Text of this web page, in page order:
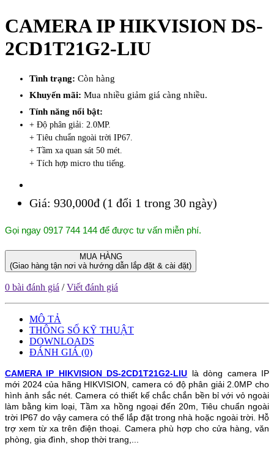
CAMERA IP HIKVISION DS-
2CD1T21G2-LIU
Tình trạng: Còn hàng
Khuyến mãi: Mua nhiều giảm giá càng nhiều.
Tính năng nổi bật:
+ Độ phân giải: 2.0MP.
+ Tiêu chuẩn ngoài trời IP67.
+ Tầm xa quan sát 50 mét.
+ Tích hợp micro thu tiếng.
Giá: 930,000đ (1 đổi 1 trong 30 ngày)
Gọi ngay 0917 744 144 để được tư vấn miễn phí.
MUA HÀNG
(Giao hàng tận nơi và hướng dẫn lắp đặt & cài đặt)
0 bài đánh giá /Viết đánh giá
MÔ TẢ
THÔNG SỐ KỸ THUẬT
DOWNLOADS
ĐÁNH GIÁ (0)
CAMERA IP HIKVISION DS-2CD1T21G2-LIU là dòng camera IP
mới 2024 của hãng HIKVISION, camera có độ phân giải 2.0MPcho
hình ảnh sắc nét. Camera cóthiết kế chắc chắn bền bỉ với vỏ ngoài
làm bằng kim loại,Tầm xa hồng ngoại đến 20m
Tiêu chuẩn ngoài
trời IP67 do vậy camera có thể lắp đặt trong nhà hoặc ngoài trời. Hỗ
trợ xem từ xa trên điện thoại. Camera phù hợp cho cửa hàng, văn
phòng, gia đình, shop thời trang,...